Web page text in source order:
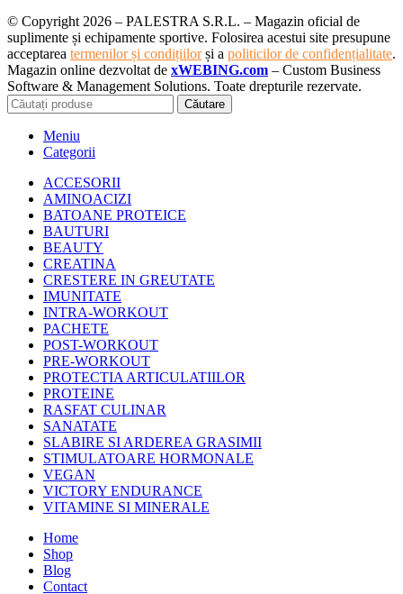
© Copyright 2026 – PALESTRA S.R.L. – Magazin oficial de
suplimente și echipamente sportive. Folosirea acestui site presupune
acceptarea termenilor și condițiilorși a politicilor de confidențialitate.
Magazin online dezvoltat de xWEBING.com – Custom Business
Software & Management Solutions. Toate drepturile rezervate.
Căutare
Meniu
Categorii
ACCESORII
AMINOACIZI
BATOANE PROTEICE
BAUTURI
BEAUTY
CREATINA
CRESTERE IN GREUTATE
IMUNITATE
INTRA-WORKOUT
PACHETE
POST-WORKOUT
PRE-WORKOUT
PROTECTIA ARTICULATIILOR
PROTEINE
RASFAT CULINAR
SANATATE
SLABIRE SI ARDEREA GRASIMII
STIMULATOARE HORMONALE
VEGAN
VICTORY ENDURANCE
VITAMINE SI MINERALE
Home
Shop
Blog
Contact